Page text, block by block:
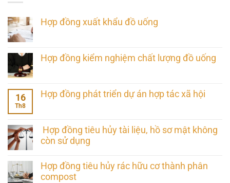
Hợp đồng xuất khẩu đồ uống
Hợp đồng kiểm nghiệm chất lượng đồ uống
16
Th8
Hợp đồng phát triển dự án hợp tác xã hội
Hợp đồng tiêu hủy tài liệu, hồ sơ mật không
còn sử dụng
Hợp đồng tiêu hủy rác hữu cơ thành phân
compost